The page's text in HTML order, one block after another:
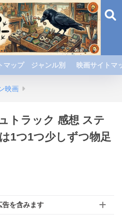
マップ ジャンル別 映画サイト
映画
トラック 感想 ステ
1つ1つ少しずつ物足
告を含みます